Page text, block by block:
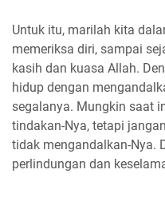
Untuk itu, marilah kita
memeriksa diri, sampai
kasih dan kuasa Allah.
hidup dengan
segalanya. Mungkin saat
tindakan-Nya, tetapi
tidak mengandalkan-Nya.
perlindungan dan